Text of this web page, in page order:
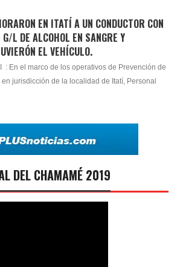
EN ITATÍ A UN CONDUCTOR CON
L DE ALCOHOL EN SANGRE Y
EL VEHÍCULO.
: En el marco de los operativos de Prevención de
en jurisdicción de la localidad de Itatí, Personal
DEL CHAMAMÉ 2019